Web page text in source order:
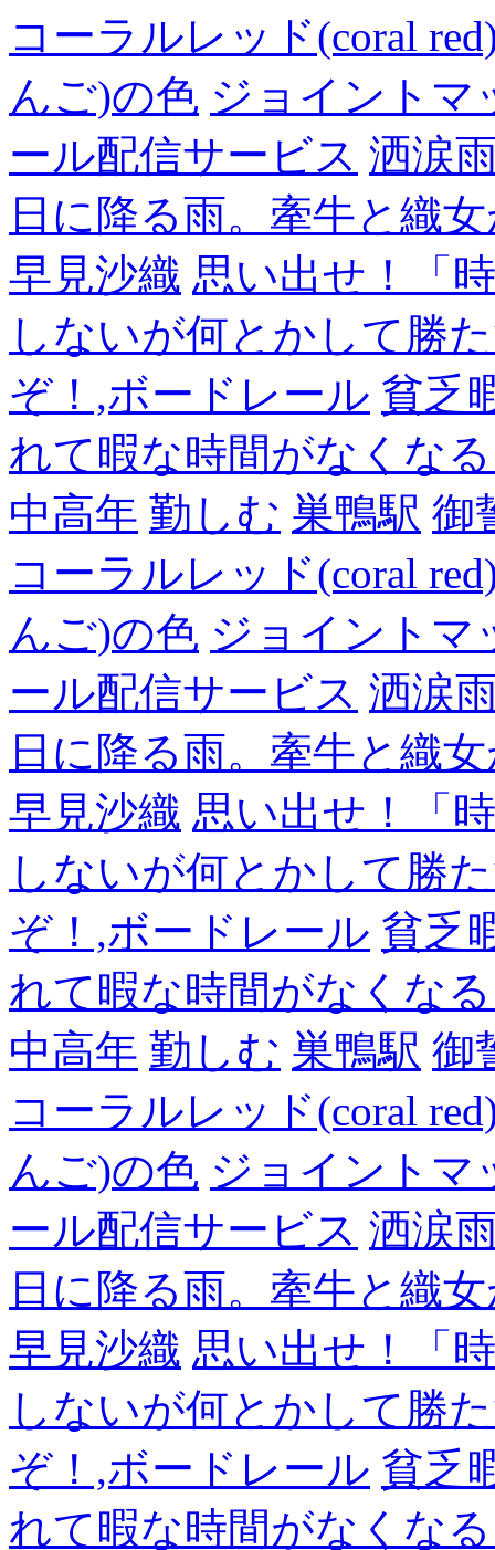
コーラルレッド(coral
んご)の色 ジョイントマ
ール配信サービス 洒涙
日に降る雨。牽牛と織
早見沙織 思い出せ！「
しないが何とかして勝
ぞ！,ボードレール 貧乏
れて暇な時間がなくな
中高年 勤しむ 巣鴨駅 御
コーラルレッド(coral
んご)の色 ジョイントマ
ール配信サービス 洒涙
日に降る雨。牽牛と織
早見沙織 思い出せ！「
しないが何とかして勝
ぞ！,ボードレール 貧乏
れて暇な時間がなくな
中高年 勤しむ 巣鴨駅 御
コーラルレッド(coral
んご)の色 ジョイントマ
ール配信サービス 洒涙
日に降る雨。牽牛と織
早見沙織 思い出せ！「
しないが何とかして勝
ぞ！,ボードレール 貧乏
れて暇な時間がなくな